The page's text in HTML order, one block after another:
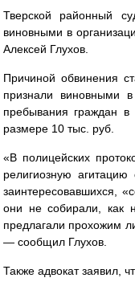
Тверской районный
виновными в
Алексей Глухов.
Причиной обвинения
признали виновными
пребывания граждан
размере 10 тыс. руб.
«В полицейских
религиозную
заинтересовавшихся,
они не собирали, как
предлагали прохожим
— сообщил Глухов.
Также адвокат заявил,